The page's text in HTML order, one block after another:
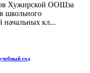
Хужирской ООШза
начальных кл...
год